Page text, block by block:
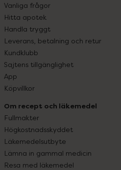
Vanliga frågor
Hitta apotek
Handla tryggt
Leverans, betalning och retur
Kundklubb
Sajtens tillgänglighet
App
Köpvillkor
Om recept och läkemedel
Fullmakter
Högkostnadsskyddet
Läkemedelsutbyte
Lämna in gammal medicin
Resa med läkemedel